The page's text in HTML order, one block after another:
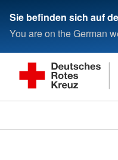
Sie befinden sich auf
You are on the German